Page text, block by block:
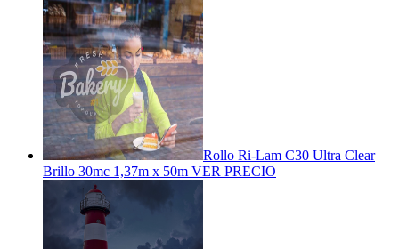
Rollo Ri-Lam C30 Ultra Clear
Brillo 30mc 1,37m x 50m VER PRECIO